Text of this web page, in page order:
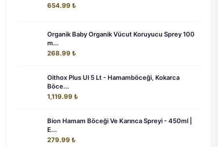
654.99 ₺
Organik Baby Organik Vücut Koruyucu Sprey 100
m...
268.99 ₺
Oithox Plus Ul 5 Lt - Hamamböceği, Kokarca
Böce...
1,119.99 ₺
Bion Hamam Böceği Ve Karınca Spreyi - 450ml |
E...
279.99 ₺